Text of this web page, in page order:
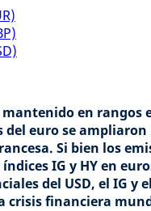
en rangos
euro se
Si bien los
IG y HY en
del USD, el IG y
crisis financiera